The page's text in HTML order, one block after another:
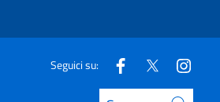
Seguici su: